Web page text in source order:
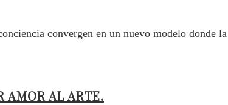
convergen en un nuevo modelo donde
AMOR AL ARTE.